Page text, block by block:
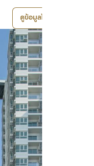
ดูข้อมูลโครงการ